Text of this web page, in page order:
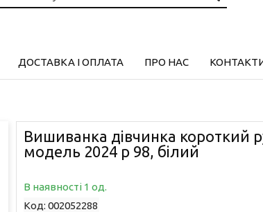
ДОСТАВКА І ОПЛАТА ПРО НАС
Вишиванка дівчинка короткий
модель 2024 р 98, білий
В наявності 1 од.
Код: 002052288